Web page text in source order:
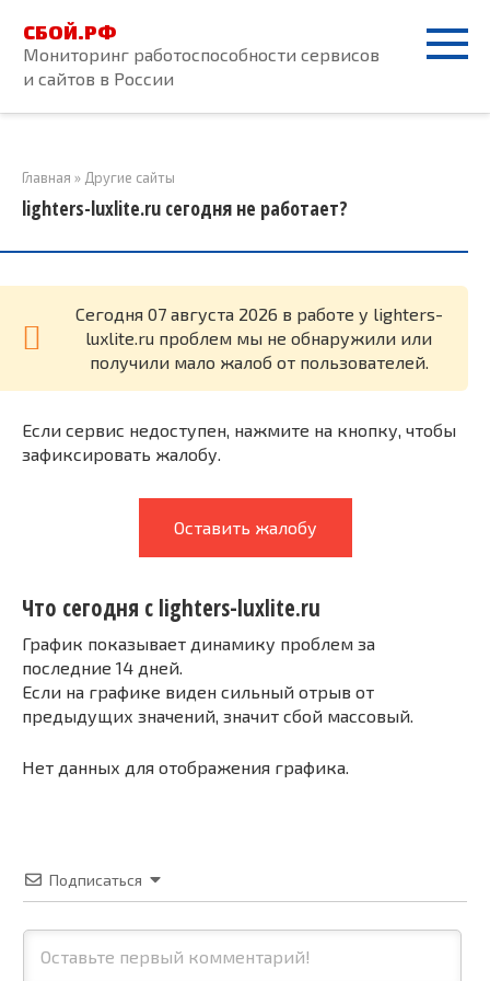
контенту
СБОЙ.РФ
Мониторинг работоспособности сервисов
и сайтов в России
Главная » Другие сайты
lighters-luxlite.ru сегодня не работает?
Cегодня 07 августа 2026 в работе у lighters-
luxlite.ru проблем мы не обнаружили или
получили мало жалоб от пользователей.
Если сервис недоступен, нажмите на кнопку, чтобы
зафиксировать жалобу.
Оставить жалобу
Что сегодня с lighters-luxlite.ru
График показывает динамику проблем за
последние 14 дней.
Если на графике виден сильный отрыв от
предыдущих значений, значит сбой массовый.
Нет данных для отображения графика.
Подписаться